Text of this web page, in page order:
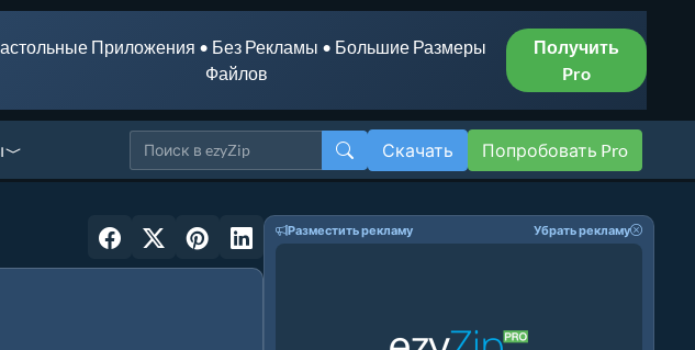
Приложения • Без Рекламы • Большие Размеры
Файлов
Получить
Pro
Скачать Попробовать Pro
Разместить рекламу Убрать рекламу